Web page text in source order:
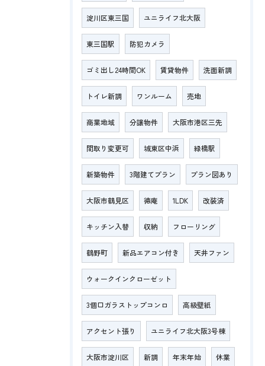
淀川区東三国 ユニライフ北大阪
東三国駅 防犯カメラ
ゴミ出し24時間OK 賃貸物件 洗面新調
トイレ新調 ワンルーム 売地
商業地域 分譲物件 大阪市港区三先
間取り変更可 城東区中浜 緑橋駅
新築物件 3階建てプラン プラン図あり
大阪市鶴見区 徳庵 1LDK 改装済
キッチン入替 収納 フローリング
鶴野町 新品エアコン付き 天井ファン
ウォークインクローゼット
3個口ガラストップコンロ 高級壁紙
アクセント張り ユニライフ北大阪3号棟
大阪市淀川区 新調 年末年始 休業